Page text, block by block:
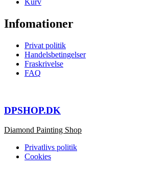
Kurv
Infomationer
Privat politik
Handelsbetingelser
Fraskrivelse
FAQ
DPSHOP.DK
Diamond Painting Shop
Privatlivs politik
Cookies